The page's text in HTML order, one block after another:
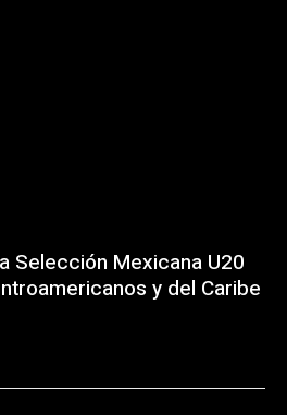
Selección Mexicana U20
y del Caribe